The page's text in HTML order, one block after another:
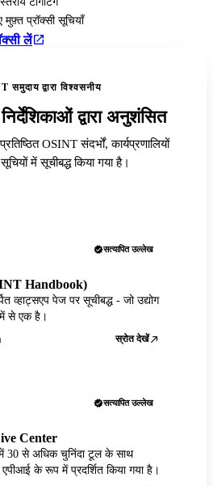
प्रॉक्सी सूचियाँ
लें
समुदाय द्वारा विश्वसनीय
द्वारा अनुशंसित
OSINT संदर्भों, कार्यप्रणालियों
में सूचीबद्ध किया गया है।
सत्यापित उल्लेख
Handbook)
व्हाट्सएप पेज पर सूचीबद्ध - जो उद्योग
में से एक है।
स्रोत देखें
सत्यापित उल्लेख
Center
30 से अधिक चुनिंदा टूल के साथ
एपीआई के रूप में प्रदर्शित किया गया है।